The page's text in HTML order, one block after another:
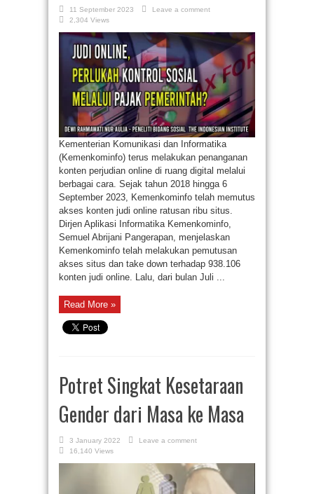
11 September 2023
Leave a comment
2,304 Views
Kementerian Komunikasi dan Informatika
(Kemenkominfo) terus melakukan penanganan
konten perjudian online di ruang digital melalui
berbagai cara. Sejak tahun 2018 hingga 6
September 2023, Kemenkominfo telah memutus
akses konten judi online ratusan ribu situs.
Dirjen Aplikasi Informatika Kemenkominfo,
Semuel Abrijani Pangerapan, menjelaskan
Kemenkominfo telah melakukan pemutusan
akses situs dan take down terhadap 938.106
konten judi online. Lalu, dari bulan Juli ...
Read More »
Potret Singkat Kesetaraan
Gender dari Masa ke Masa
3 January 2022
Leave a comment
16,140 Views